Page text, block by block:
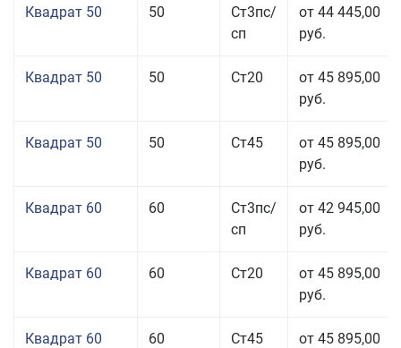
Квадрат 50 50
Ст3пс/
сп
от 44 445,00
руб.
Квадрат 50 50 Ст20
от 45 895,00
руб.
Квадрат 50 50 Ст45
от 45 895,00
руб.
Квадрат 60 60
Ст3пс/
сп
от 42 945,00
руб.
Квадрат 60 60 Ст20
от 45 895,00
руб.
Квадрат 60 60 Ст45
от 45 895,00